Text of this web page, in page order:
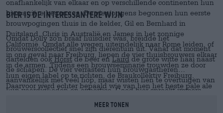
onafhankelijk van elkaar en op verschillende continenten hun
biercarrière begonnen. De vier jongens begonnen hun eerste
brouwpogingen thuis in de kelder, Gil en Bernhard in
Duitsland, Chris in Australië en James in het zonnige
Californië. Omdat alle wegen uiteindelijk naar Rome leiden, of
in ons geval naar Freiburg, liepen de vier thuisbrouwers elkaar
in de armen. Tijdens een brouwseminarie trouwden ze door
hun eigen label op te richten, de Braukollektiv Freiburg.
Daarvoor werd echter bepaald wie van hen het beste pale ale
samen het recept voor hun eerste bier,
Bier is de interessantere wijn
Omdat Dolly zo'n braaf huisdier was, breidde het
brouwerscollectief snel zijn dierentuin uit. Vanaf dat moment
dartelden ookHorstde beer enLaird de grote witte haai naast
de schapen. De vier verrasten hun brouwgastheren
aanvankelijk met veel hop, maar wisten hen te overtuigen van
hun vaardigheden en expertise. Goed bier spreekt immers
voor zich en noch de meest traditionele brouwer, noch de
Meer tonen